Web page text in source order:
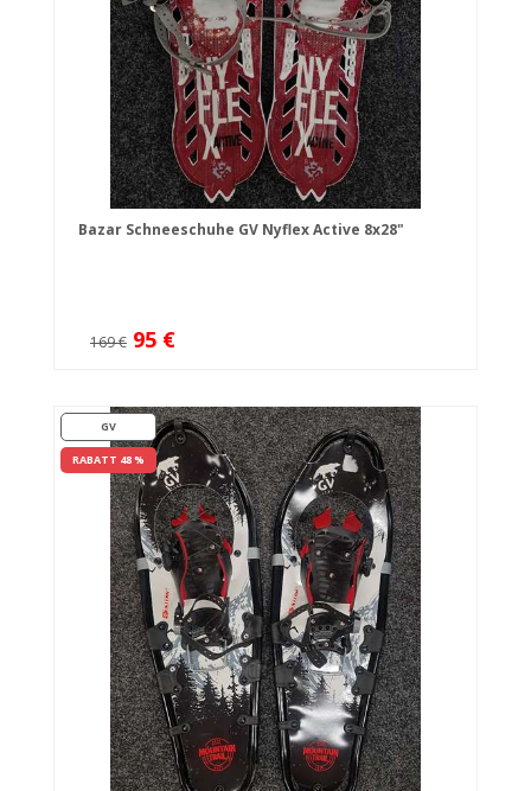
Bazar Schneeschuhe GV Nyflex Active 8x28"
169 € 95 €
GV
RABATT 48 %